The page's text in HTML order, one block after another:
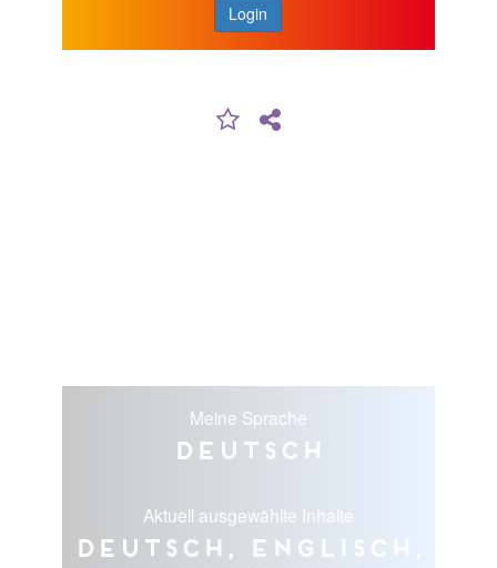
Login
Meine Sprache
Deutsch
Aktuell ausgewählte Inhalte
Deutsch, Englisch,